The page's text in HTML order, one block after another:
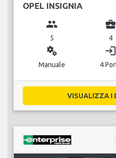
OPEL INSIGNIA
group
5
business_center
4
miscellaneous_services
Manuale
login
4
VISUALIZZA I